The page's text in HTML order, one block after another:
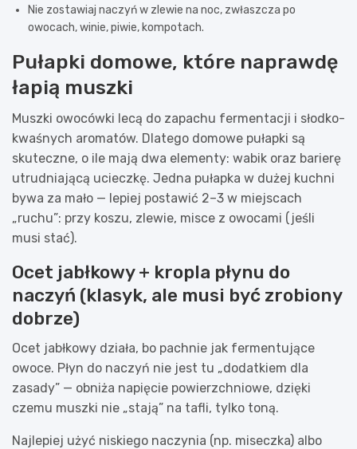
Nie zostawiaj naczyń w zlewie na noc, zwłaszcza po
owocach, winie, piwie, kompotach.
Pułapki domowe, które naprawdę
łapią muszki
Muszki owocówki lecą do zapachu fermentacji i słodko-
kwaśnych aromatów. Dlatego domowe pułapki są
skuteczne, o ile mają dwa elementy: wabik oraz barierę
utrudniającą ucieczkę. Jedna pułapka w dużej kuchni
bywa za mało — lepiej postawić 2–3 w miejscach
„ruchu”: przy koszu, zlewie, misce z owocami (jeśli
musi stać).
Ocet jabłkowy + kropla płynu do
naczyń (klasyk, ale musi być zrobiony
dobrze)
Ocet jabłkowy działa, bo pachnie jak fermentujące
owoce. Płyn do naczyń nie jest tu „dodatkiem dla
zasady” — obniża napięcie powierzchniowe, dzięki
czemu muszki nie „stają” na tafli, tylko toną.
Najlepiej użyć niskiego naczynia (np. miseczka) albo